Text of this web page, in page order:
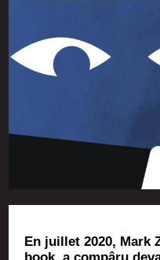
En juillet 2020, Mark